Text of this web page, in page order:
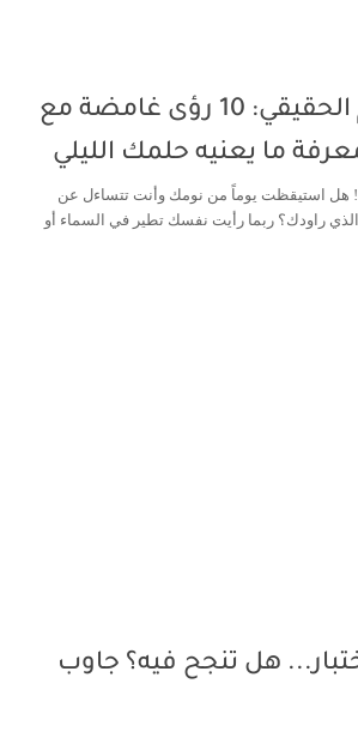
تفسير الأحلام الحقيقي: 10 رؤى غامضة مع
ما يعنيه حلمك الليلي
هل استيقظت يوماً من نومك وأنت تتساءل عن
راودك؟ ربما رأيت نفسك تطير في السماء أو
هل تنجح فيه؟ جاوب